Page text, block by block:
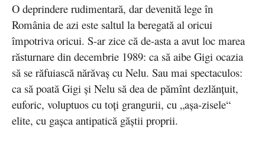
O deprindere rudimentară, dar devenită lege în
România de azi este saltul la beregată al oricui
împotriva oricui. S-ar zice că de-asta a avut loc marea
răsturnare din decembrie 1989: ca să aibe Gigi ocazia
să se răfuiască nărăvaş cu Nelu. Sau mai spectaculos:
ca să poată Gigi şi Nelu să dea de pămînt dezlănţuit,
euforic, voluptuos cu toţi grangurii, cu „aşa-zisele“
elite, cu gaşca antipatică găştii proprii.